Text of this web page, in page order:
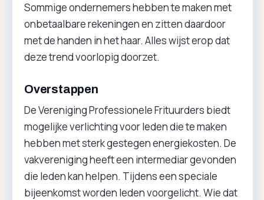
Sommige ondernemers hebben te maken met
onbetaalbare rekeningen en zitten daardoor
met de handen in het haar. Alles wijst erop dat
deze trend voorlopig doorzet.
Overstappen
De Vereniging Professionele Frituurders biedt
mogelijke verlichting voor leden die te maken
hebben met sterk gestegen energiekosten. De
vakvereniging heeft een intermediar gevonden
die leden kan helpen. Tijdens een speciale
bijeenkomst worden leden voorgelicht. Wie dat